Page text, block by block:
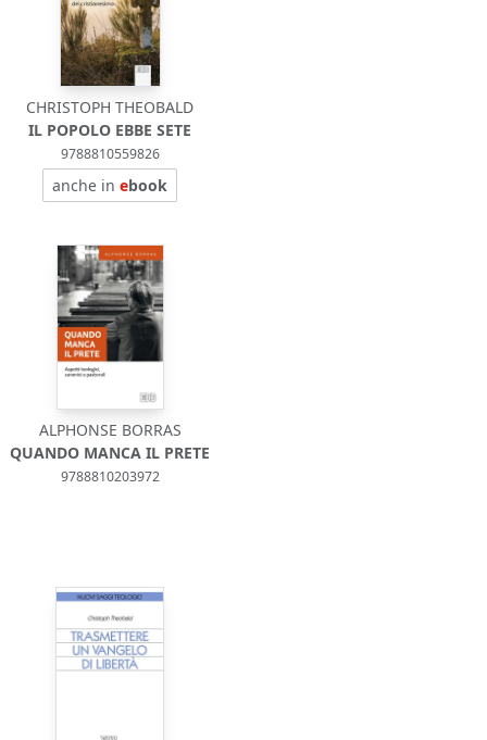
CHRISTOPH THEOBALD
IL POPOLO EBBE SETE
9788810559826
anche inebook
ALPHONSE BORRAS
QUANDO MANCA IL PRETE
9788810203972